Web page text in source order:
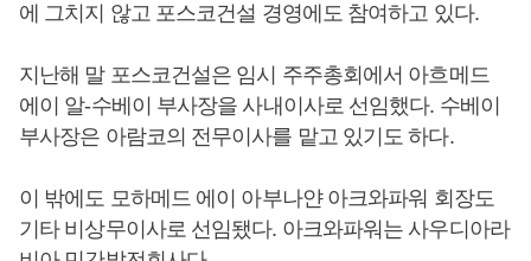
에 그치지 않고 포스코건설 경영에도 참여하고 있다.
지난해 말 포스코건설은 임시 주주총회에서 아흐메드
에이 알-수베이 부사장을 사내이사로 선임했다. 수베이
부사장은 아람코의 전무이사를 맡고 있기도 하다.
이 밖에도 모하메드 에이 아부나얀 아크와파워 회장도
기타 비상무이사로 선임됐다. 아크와파워는 사우디아라